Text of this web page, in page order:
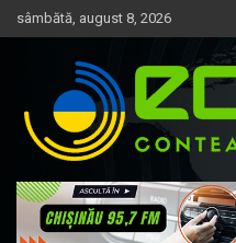
Skip
to
sâmbătă, august 8, 2026
EcoFM